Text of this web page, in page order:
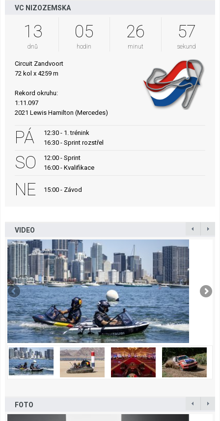
VC NIZOZEMSKA
13
dnů
05
hodin
26
minut
56
sekund
Circuit Zandvoort
72 kol x 4259 m
Rekord okruhu:
1:11.097
2021 Lewis Hamilton (Mercedes)
PÁ
12:30 - 1. trénink
16:30 - Sprint rozstřel
SO
12:00 - Sprint
16:00 - Kvalifikace
NE 15:00 - Závod
VIDEO
FOTO